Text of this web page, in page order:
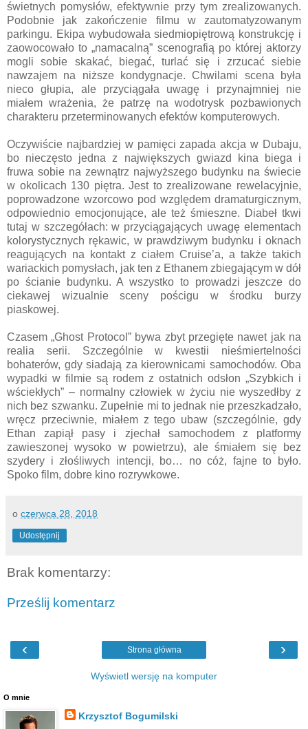
świetnych pomysłów, efektywnie przy tym zrealizowanych.
Podobnie jak zakończenie filmu w zautomatyzowanym
parkingu. Ekipa wybudowała siedmiopiętrową konstrukcję i
zaowocowało to „namacalną” scenografią po której aktorzy
mogli sobie skakać, biegać, turlać się i zrzucać siebie
nawzajem na niższe kondygnacje. Chwilami scena była
nieco głupia, ale przyciągała uwagę i przynajmniej nie
miałem wrażenia, że patrzę na wodotrysk pozbawionych
charakteru przeterminowanych efektów komputerowych.
Oczywiście najbardziej w pamięci zapada akcja w Dubaju,
bo nieczęsto jedna z największych gwiazd kina biega i
fruwa sobie na zewnątrz najwyższego budynku na świecie
w okolicach 130 piętra. Jest to zrealizowane rewelacyjnie,
poprowadzone wzorcowo pod względem dramaturgicznym,
odpowiednio emocjonujące, ale też śmieszne. Diabeł tkwi
tutaj w szczegółach: w przyciągających uwagę elementach
kolorystycznych rękawic, w prawdziwym budynku i oknach
reagujących na kontakt z ciałem Cruise’a, a także takich
wariackich pomysłach, jak ten z Ethanem zbiegającym w dół
po ścianie budynku. A wszystko to prowadzi jeszcze do
ciekawej wizualnie sceny pościgu w środku burzy
piaskowej.
Czasem „Ghost Protocol” bywa zbyt przegięte nawet jak na
realia serii. Szczególnie w kwestii nieśmiertelności
bohaterów, gdy siadają za kierownicami samochodów. Oba
wypadki w filmie są rodem z ostatnich odsłon „Szybkich i
wściekłych” – normalny człowiek w życiu nie wyszedłby z
nich bez szwanku. Zupełnie mi to jednak nie przeszkadzało,
wręcz przeciwnie, miałem z tego ubaw (szczególnie, gdy
Ethan zapiął pasy i zjechał samochodem z platformy
zawieszonej wysoko w powietrzu), ale śmiałem się bez
szydery i złośliwych intencji, bo… no cóż, fajne to było.
Spoko film, dobre kino rozrywkowe.
o czerwca 28, 2018
Udostępnij
Brak komentarzy:
Prześlij komentarz
‹ ›
Strona główna
Wyświetl wersję na komputer
O mnie
Krzysztof Bogumilski